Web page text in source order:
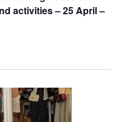
activities – 25 April –